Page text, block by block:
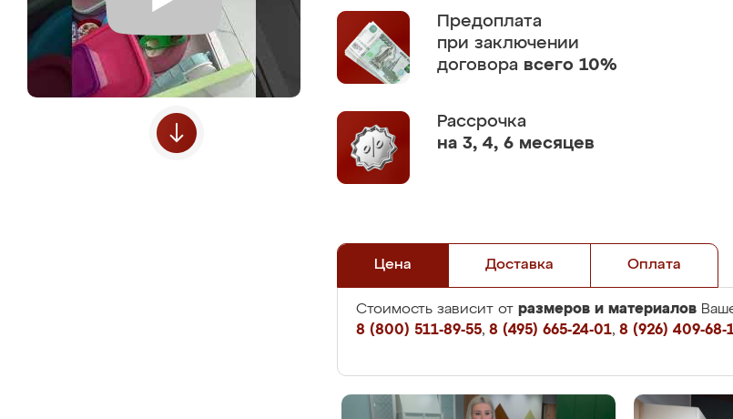
Предоплата
при заключении
договора всего 10%
Рассрочка
на 3, 4, 6 месяцев
Цена Доставка Оплата
Стоимость зависит от размеров и материалов
8 (800) 511-89-55, 8 (495) 665-24-01, 8 (926) 409-68-